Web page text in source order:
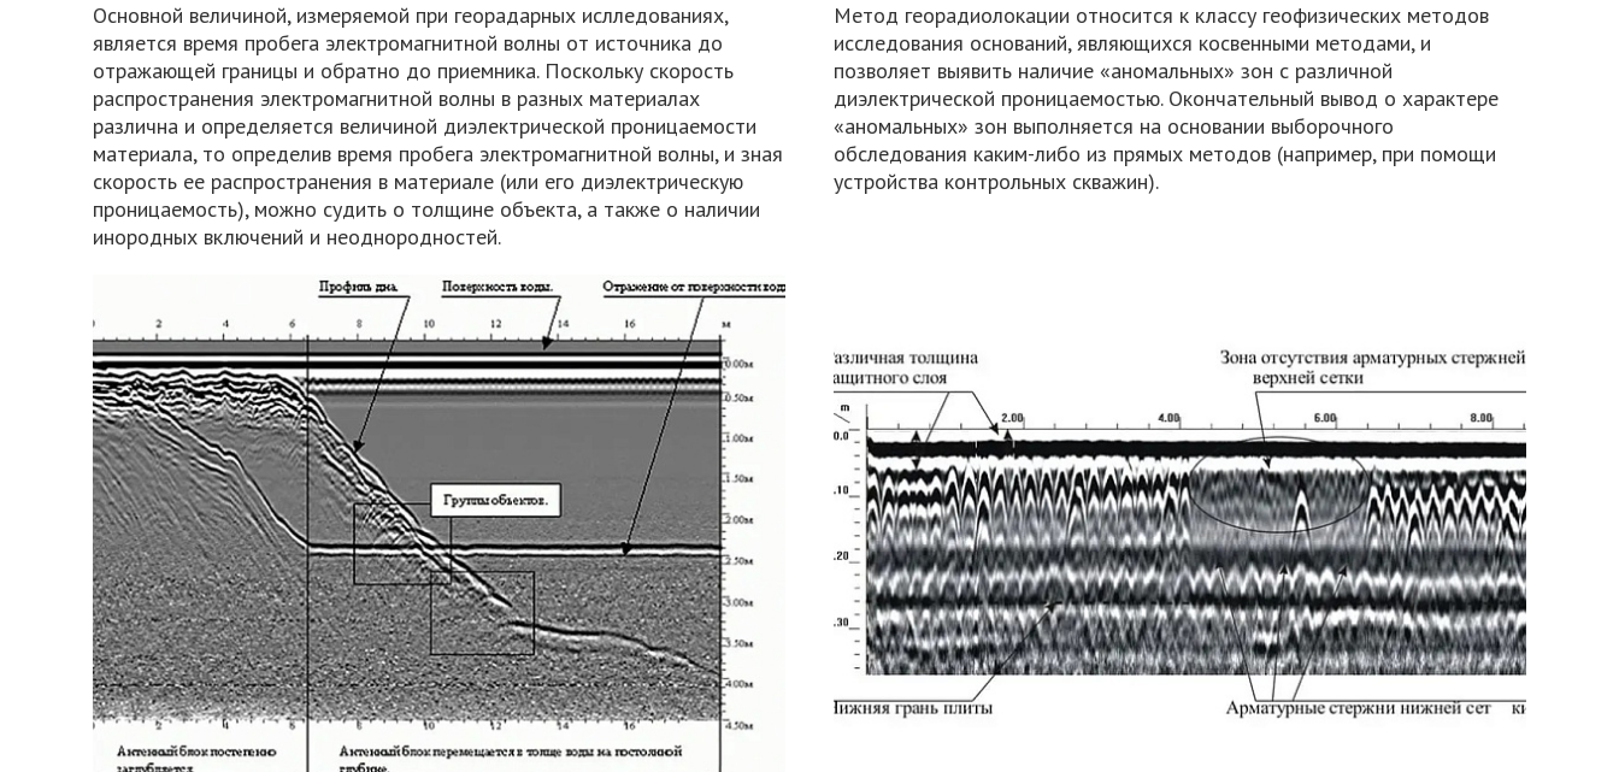
Основной величиной, измеряемой при георадарных ислледованиях,
является время пробега электромагнитной волны от источника до
отражающей границы и обратно до приемника. Поскольку скорость
распространения электромагнитной волны в разных материалах
различна и определяется величиной диэлектрической проницаемости
материала, то определив время пробега электромагнитной волны, и зная
скорость ее распространения в материале (или его диэлектрическую
проницаемость), можно судить о толщине объекта, а также о наличии
инородных включений и неоднородностей.
Метод георадиолокации относится к классу геофизических методов
исследования оснований, являющихся косвенными методами, и
позволяет выявить наличие «аномальных» зон с различной
диэлектрической проницаемостью. Окончательный вывод о характере
«аномальных» зон выполняется на основании выборочного
обследования каким-либо из прямых методов (например, при помощи
устройства контрольных скважин).